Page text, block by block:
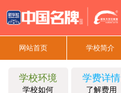
网站首页 学校简介
学校环境
学校如何
学费详情
了解费用